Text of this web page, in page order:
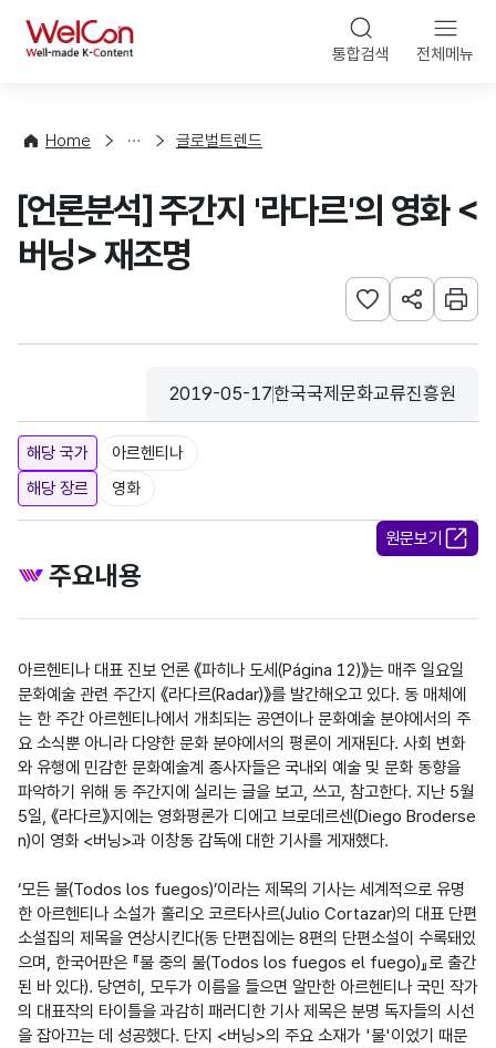
WelCon 통합검색 전체메뉴
Home
향
계
글로벌트렌드
[언론분석] 주간지 '라다르'의 영화 <
버닝> 재조명
관심사 등록하기
URL 공유하
인쇄
등록일
2019-05-17
수집기관
한국국제문화교류진흥원
해당 국가
아르헨티나
해당 장르
영화
원문보기
주요내용
아르헨티나 대표 진보 언론 《파히나 도세(Página 12)》는 매주 일요일
문화예술 관련 주간지 《라다르(Radar)》를 발간해오고 있다. 동 매체에
는 한 주간 아르헨티나에서 개최되는 공연이나 문화예술 분야에서의 주
요 소식뿐 아니라 다양한 문화 분야에서의 평론이 게재된다. 사회 변화
와 유행에 민감한 문화예술계 종사자들은 국내외 예술 및 문화 동향을
파악하기 위해 동 주간지에 실리는 글을 보고, 쓰고, 참고한다. 지난 5월
5일, 《라다르》지에는 영화평론가 디에고 브로데르센(Diego Broderse
n)이 영화 <버닝>과 이창동 감독에 대한 기사를 게재했다.
‘모든 불(Todos los fuegos)’이라는 제목의 기사는 세계적으로 유명
한 아르헨티나 소설가 훌리오 코르타사르(Julio Cortazar)의 대표 단편
소설집의 제목을 연상시킨다(동 단편집에는 8편의 단편소설이 수록돼있
으며, 한국어판은 『불 중의 불(Todos los fuegos el fuego)』로 출간
된 바 있다). 당연히, 모두가 이름을 들으면 알만한 아르헨티나 국민 작가
의 대표작의 타이틀을 과감히 패러디한 기사 제목은 분명 독자들의 시선
을 잡아끄는 데 성공했다. 단지 <버닝>의 주요 소재가 '불'이었기 때문